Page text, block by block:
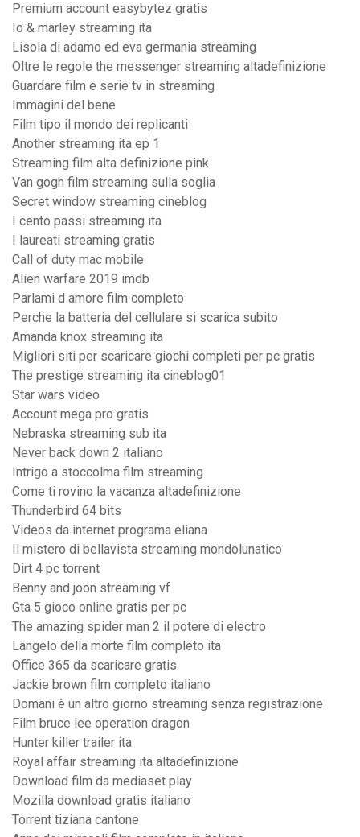
Premium account easybytez gratis
Io & marley streaming ita
Lisola di adamo ed eva germania streaming
Oltre le regole the messenger streaming altadefinizione
Guardare film e serie tv in streaming
Immagini del bene
Film tipo il mondo dei replicanti
Another streaming ita ep 1
Streaming film alta definizione pink
Van gogh film streaming sulla soglia
Secret window streaming cineblog
I cento passi streaming ita
I laureati streaming gratis
Call of duty mac mobile
Alien warfare 2019 imdb
Parlami d amore film completo
Perche la batteria del cellulare si scarica subito
Amanda knox streaming ita
Migliori siti per scaricare giochi completi per pc gratis
The prestige streaming ita cineblog01
Star wars video
Account mega pro gratis
Nebraska streaming sub ita
Never back down 2 italiano
Intrigo a stoccolma film streaming
Come ti rovino la vacanza altadefinizione
Thunderbird 64 bits
Videos da internet programa eliana
Il mistero di bellavista streaming mondolunatico
Dirt 4 pc torrent
Benny and joon streaming vf
Gta 5 gioco online gratis per pc
The amazing spider man 2 il potere di electro
Langelo della morte film completo ita
Office 365 da scaricare gratis
Jackie brown film completo italiano
Domani è un altro giorno streaming senza registrazione
Film bruce lee operation dragon
Hunter killer trailer ita
Royal affair streaming ita altadefinizione
Download film da mediaset play
Mozilla download gratis italiano
Torrent tiziana cantone